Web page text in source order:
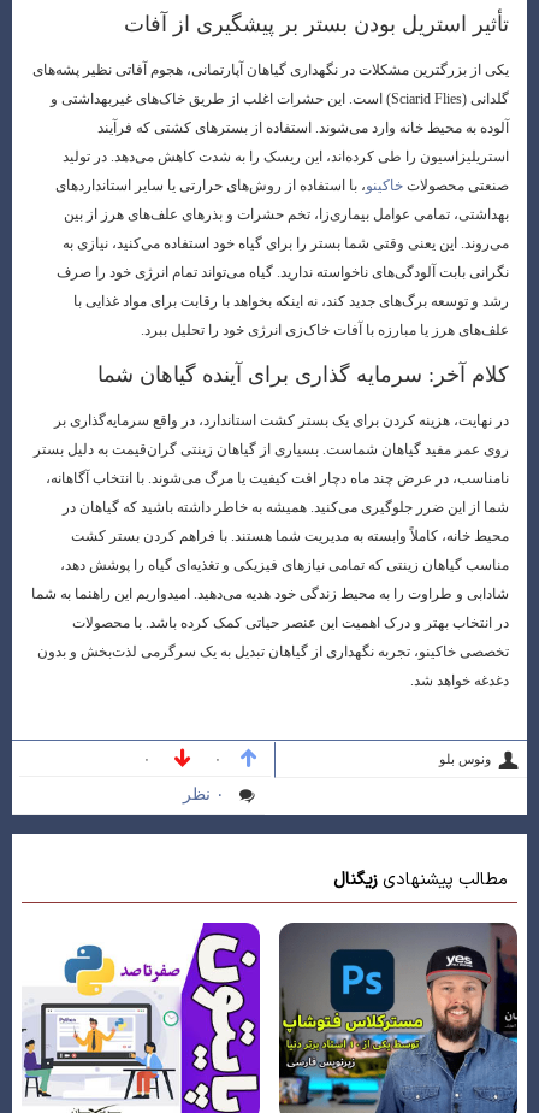
تأثیر استریل بودن بستر بر پیشگیری از آفات
یکی از بزرگترین مشکلات در نگهداری گیاهان آپارتمانی، هجوم آفاتی نظیر پشه‌های
گلدانی (Sciarid Flies) است. این حشرات اغلب از طریق خاک‌های غیربهداشتی و
آلوده به محیط خانه وارد می‌شوند. استفاده از بسترهای کشتی که فرآیند
استریلیزاسیون را طی کرده‌اند، این ریسک را به شدت کاهش می‌دهد. در تولید
صنعتی محصولاتخاکینو، با استفاده از روش‌های حرارتی یا سایر استانداردهای
بهداشتی، تمامی عوامل بیماری‌زا، تخم حشرات و بذرهای علف‌های هرز از بین
می‌روند. این یعنی وقتی شما بستر را برای گیاه خود استفاده می‌کنید، نیازی به
نگرانی بابت آلودگی‌های ناخواسته ندارید. گیاه می‌تواند تمام انرژی خود را صرف
رشد و توسعه برگ‌های جدید کند، نه اینکه بخواهد با رقابت برای مواد غذایی با
علف‌های هرز یا مبارزه با آفات خاک‌زی انرژی خود را تحلیل ببرد.
کلام آخر: سرمایه گذاری برای آینده گیاهان شما
در نهایت، هزینه کردن برای یک بستر کشت استاندارد، در واقع سرمایه‌گذاری بر
روی عمر مفید گیاهان شماست. بسیاری از گیاهان زینتی گران‌قیمت به دلیل بستر
نامناسب، در عرض چند ماه دچار افت کیفیت یا مرگ می‌شوند. با انتخاب آگاهانه،
شما از این ضرر جلوگیری می‌کنید. همیشه به خاطر داشته باشید که گیاهان در
محیط خانه، کاملاً وابسته به مدیریت شما هستند. با فراهم کردن بستر کشت
مناسب گیاهان زینتی که تمامی نیازهای فیزیکی و تغذیه‌ای گیاه را پوشش دهد،
شادابی و طراوت را به محیط زندگی خود هدیه می‌دهید. امیدواریم این راهنما به شما
در انتخاب بهتر و درک اهمیت این عنصر حیاتی کمک کرده باشد. با محصولات
تخصصی خاکینو، تجربه نگهداری از گیاهان تبدیل به یک سرگرمی لذت‌بخش و بدون
دغدغه خواهد شد.
ونوس بلو